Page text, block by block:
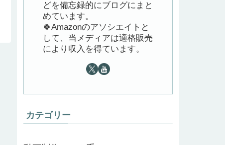
どを備忘録的にブログにまと
めています。
🍀Amazonのアソシエイトと
して、当メディアは適格販売
により収入を得ています。
カテゴリー